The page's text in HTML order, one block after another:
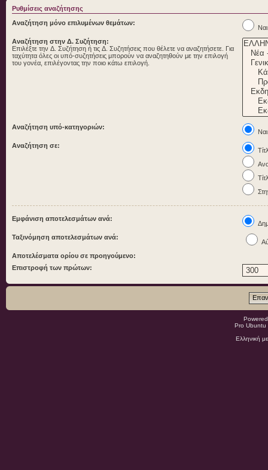
Ρυθμίσεις αναζήτησης
Αναζήτηση μόνο επιλυμένων θεμάτων:
Ναι
Αναζήτηση στην Δ. Συζήτηση:
Επιλέξτε την Δ. Συζήτηση ή τις Δ. Συζητήσεις που θέλετε να αναζητήσετε. Για
ταχύτητα όλες οι υπό-συζητήσεις μπορούν να αναζητηθούν με την επιλογή
του γονέα, επιλέγοντας την ποιο κάτω επιλογή.
Αναζήτηση υπό-κατηγοριών:
Ναι
Αναζήτηση σε:
Εμφάνιση αποτελεσμάτων ανά:
Ταξινόμηση αποτελεσμάτων ανά:
Αποτελέσματα ορίου σε προηγούμενο:
Επιστροφή των πρώτων:
Pro
Ελληνική